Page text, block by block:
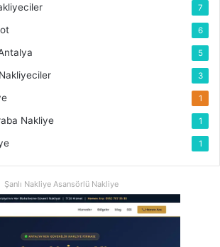
7
6
5
3
1
Nakliye 1
1
Şanlı Nakliye Asansörlü Nakliye